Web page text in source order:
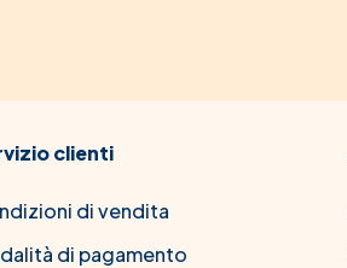
clienti
di vendita
di pagamento